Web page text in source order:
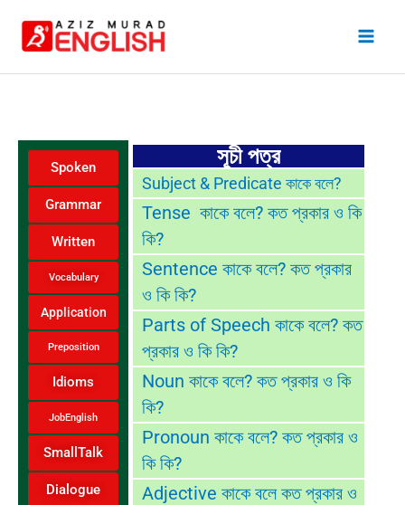
Spoken
Grammar
Written
Vocabulary
Application
Preposition
Idioms
JobEnglish
SmallTalk
Dialogue
সূচী পত্র
Subject & Predicate কাকে বলে?
Tense কাকে বলে? কত প্রকার ও কি
কি?
Sentence কাকে বলে? কত প্রকার
ও কি কি?
Parts of Speech কাকে বলে? কত
প্রকার ও কি কি?
Noun কাকে বলে? কত প্রকার ও কি
কি?
Pronoun কাকে বলে? কত প্রকার ও
কি কি?
Adjective কাকে বলে কত প্রকার ও